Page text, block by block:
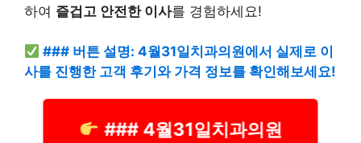
하여 즐겁고 안전한 이사를 경험하세요!
### 버튼 설명: 4월31일치과의원에서 실제로 이
사를 진행한 고객 후기와 가격 정보를 확인해보세요!
### 4월31일치과의원